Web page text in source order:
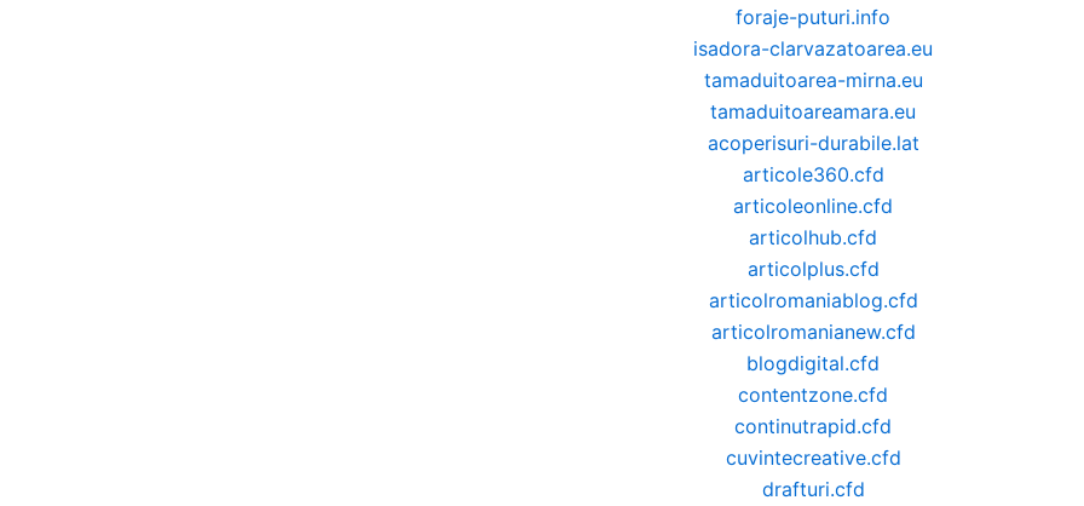
foraje-puturi.info
isadora-clarvazatoarea.eu
tamaduitoarea-mirna.eu
tamaduitoareamara.eu
acoperisuri-durabile.lat
articole360.cfd
articoleonline.cfd
articolhub.cfd
articolplus.cfd
articolromaniablog.cfd
articolromanianew.cfd
blogdigital.cfd
contentzone.cfd
continutrapid.cfd
cuvintecreative.cfd
drafturi.cfd